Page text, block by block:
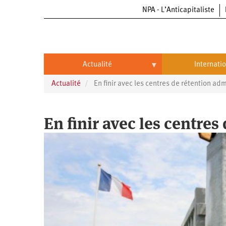
NPA - L’Anticapitaliste
Actualité
Actualité
Entreprises
Aéronautique
Antiracisme
Écologie
International
Chine
États-
Continents
Afrique
Actualité En finir avec les centres de rétention
En finir avec les